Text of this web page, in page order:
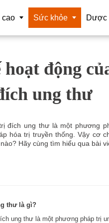
cao
đoán CNC
CSSK
cơ thể
Sức khỏe
Hóa trị liệu
Điều trị trúng đích
Liệu pháp miễn dịch
Cảm biến sinh học
Liệu pháp Gene
Dược
Dược sĩ
hoạt động
ung thư
đích ung thư là một phương
hóa trị truyền thống. Vậy cơ
Hãy cùng tìm hiểu qua bài
thư là gì?
ung thư là một phương pháp trị